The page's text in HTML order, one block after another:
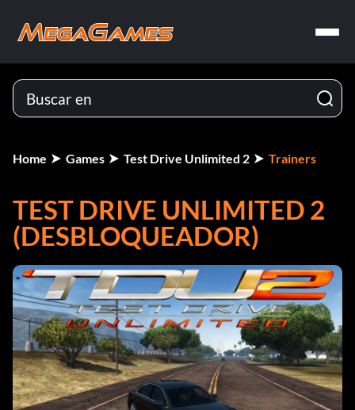
Home Games Test Drive Unlimited 2 Trainers
TEST DRIVE UNLIMITED 2
(DESBLOQUEADOR)